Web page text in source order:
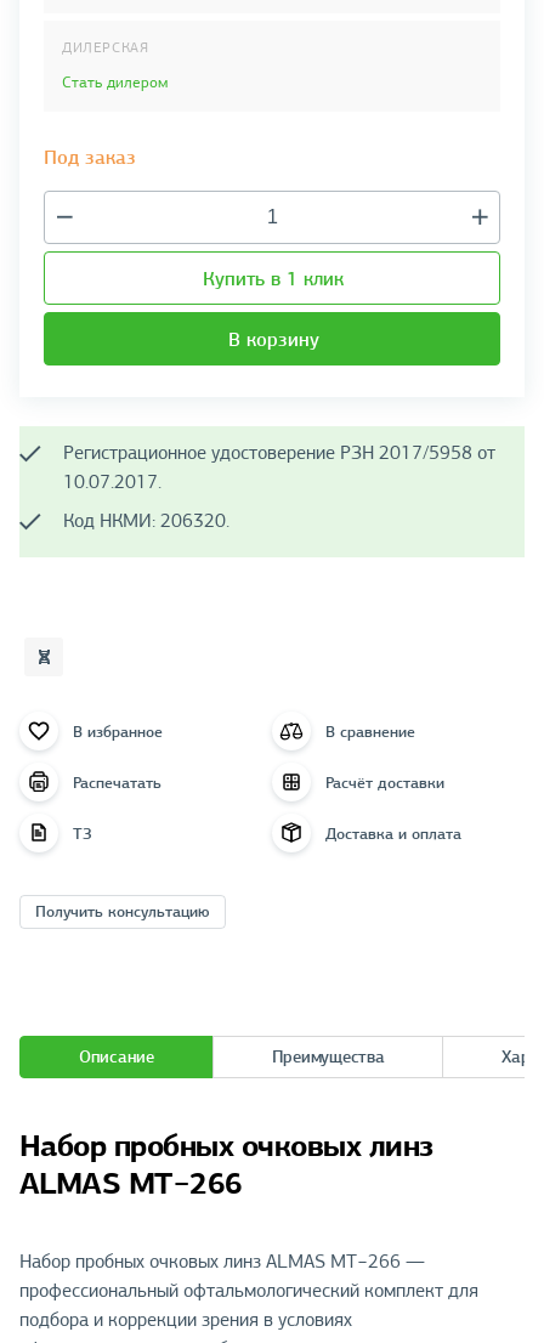
ДИЛЕРСКАЯ
Стать дилером
Под заказ
Купить в 1 клик
В корзину
Регистрационное удостоверение РЗН 2017/5958 от
10.07.2017.
Код НКМИ: 206320.
В избранное В сравнение
Распечатать Расчёт доставки
ТЗ Доставка и оплата
Получить консультацию
Описание Преимущества
Набор пробных очковых линз
ALMAS MT−266
Набор пробных очковых линз ALMAS MT−266 —
профессиональный офтальмологический комплект для
подбора и коррекции зрения в условиях